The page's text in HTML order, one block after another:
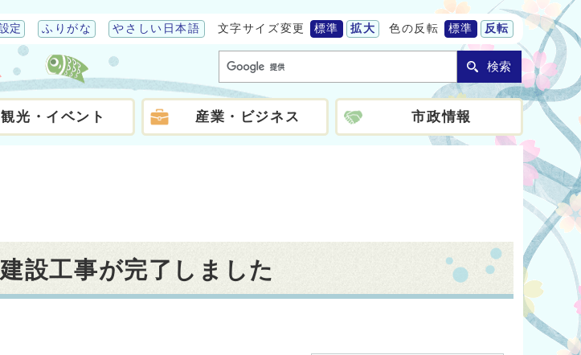
定 ふりがな やさしい日本語 文字サイズ変更 標準 拡大 色の反転 標準 反転
検索
観光・イベント 産業・ビジネス 市政情報
設工事が完了しました